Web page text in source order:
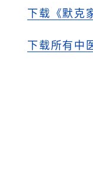
下载《默克
下载所有中